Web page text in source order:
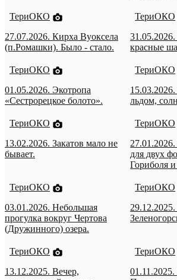
ТериОКО
27.07.2026. Кирха Вуоксела
(п.Ромашки). Было - стало.
ТериОКО
красные
ТериОКО
01.05.2026. Экотропа
«Сестрорецкое болото».
ТериОКО
льдом,
ТериОКО
13.02.2026. Закатов мало не
бывает.
ТериОКО
для двух
Гориболя
ТериОКО
03.01.2026. Небольшая
прогулка вокруг Чертова
(Дружинного) озера.
ТериОКО
ТериОКО
13.12.2025. Вечер,
ТериОКО
01.11.2025.